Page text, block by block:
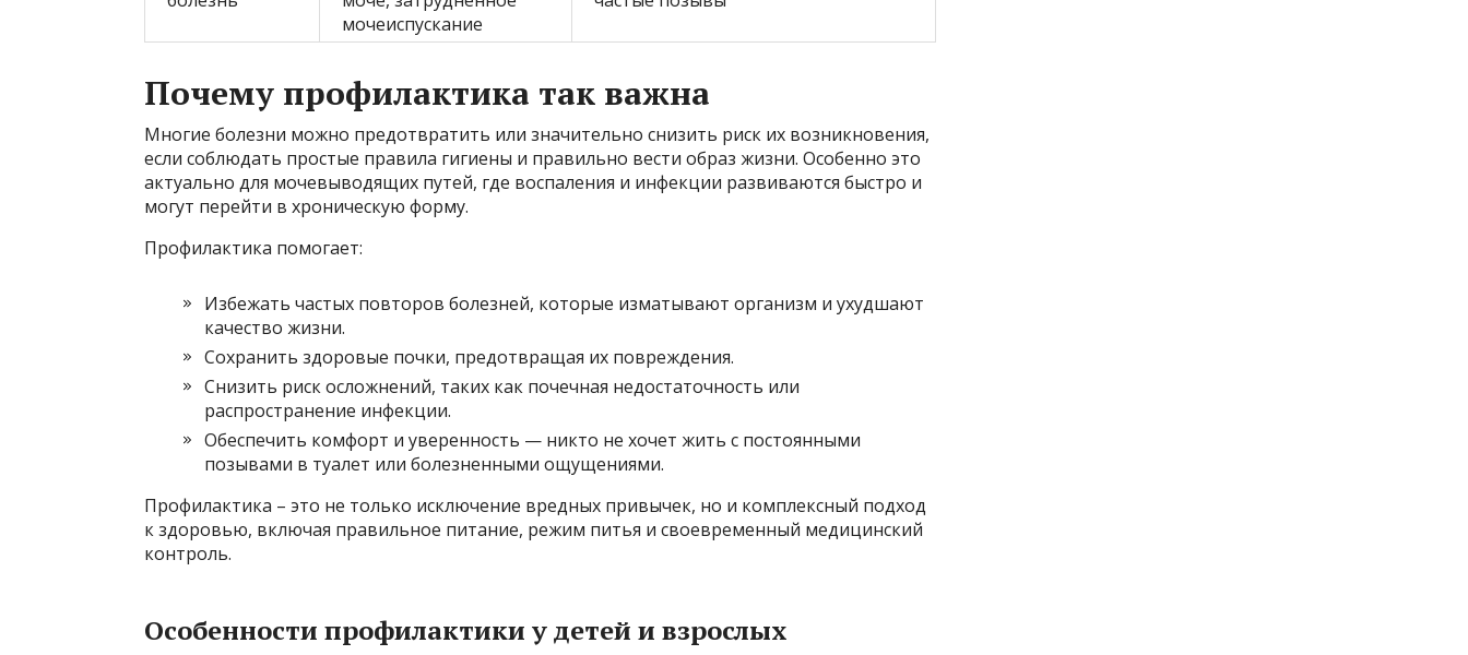
мочеиспускание
Почему профилактика так важна
Многие болезни можно предотвратить или значительно снизить риск их возникновения,
если соблюдать простые правила гигиены и правильно вести образ жизни. Особенно это
актуально для мочевыводящих путей, где воспаления и инфекции развиваются быстро и
могут перейти в хроническую форму.
Профилактика помогает:
Избежать частых повторов болезней, которые изматывают организм и ухудшают
качество жизни.
Сохранить здоровые почки, предотвращая их повреждения.
Снизить риск осложнений, таких как почечная недостаточность или
распространение инфекции.
Обеспечить комфорт и уверенность — никто не хочет жить с постоянными
позывами в туалет или болезненными ощущениями.
Профилактика – это не только исключение вредных привычек, но и комплексный подход
к здоровью, включая правильное питание, режим питья и своевременный медицинский
контроль.
Особенности профилактики у детей и взрослых